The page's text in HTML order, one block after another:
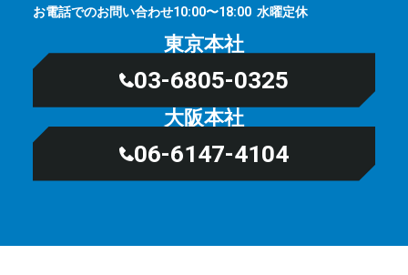
お電話でのお問い合わせ10:00〜18:00 ⽔曜定休
東京本社
03-6805-0325
大阪本社
06-6147-4104